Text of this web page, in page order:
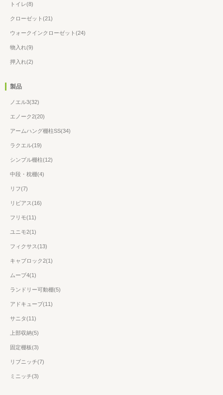
トイレ(8)
クローゼット(21)
ウォークインクローゼット(24)
物入れ(9)
押入れ(2)
製品
ノエル3(32)
エノーク2(20)
アームハング棚柱SS(34)
ラクエル(19)
シンプル棚柱(12)
中段・枕棚(4)
リフ(7)
リビアス(16)
フリモ(11)
ユニモ2(1)
フィクサス(13)
キャブロック2(1)
ムーブ4(1)
ランドリー可動棚(5)
アドキューブ(11)
サニタ(11)
上部収納(5)
固定棚板(3)
リブニッチ(7)
ミニッチ(3)